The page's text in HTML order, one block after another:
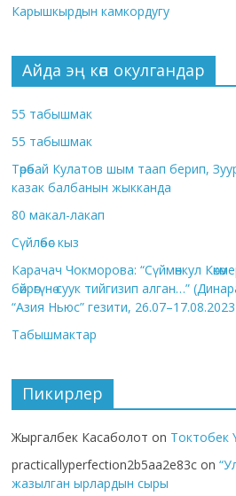
Карышкырдын камкордугу
Айда эң көп окулгандар
55 табышмак
55 табышмак
Төрөбай Кулатов шым таап берип,
казак балбанын жыкканда
80 макал-лакап
Сүйлөбөс кыз
Карачач Чокморова: “Сүймөнкул
бөйрөгүнө суук тийгизип алган…”
“Азия Ньюс” гезити,
Табышмактар
Пикирлер
Жыргалбек Касаболот on Токтобек
practicallyperfection2b5aa2e83c on
жазылган ырлардын сыры